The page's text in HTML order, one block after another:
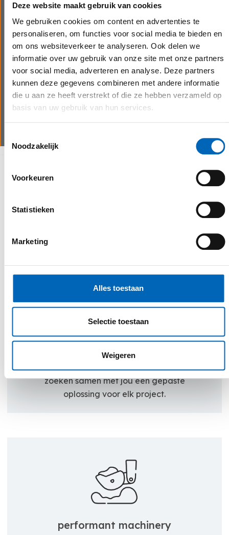
Deze website maakt gebruik van cookies
We gebruiken cookies om content en advertenties te
personaliseren, om functies voor social media te bieden en
om ons websiteverkeer te analyseren. Ook delen we
informatie over uw gebruik van onze site met onze partners
voor social media, adverteren en analyse. Deze partners
kunnen deze gegevens combineren met andere informatie
die u aan ze heeft verstrekt of die ze hebben verzameld op
basis van uw gebruik van hun services.
Noodzakelijk
Voorkeuren
Statistieken
Marketing
Alles toestaan
Selectie toestaan
Weigeren
Op maat gemaakte aanbouwdelen
Aangevuld met de gepaste aanbouwdelen kan je
jouw aangekochte machine multifunctioneel
uitrusten. Naast het aanbieden van heel wat
kwaliteitsmerken, produceren wij ook op maat
gemaakte aanbouwdelen in-house. De
mogelijkheden zijn eindeloos.
Waarom kiezen voor CEBEKO
personalised service
Een belangrijk uitgangspunt in de
klantgerichtheid. Door open
communicatie, deskundig advies en een
persoonlijke aanpak willen wij jou een
superieure klantenbeleving bieden. Wij
zoeken samen met jou een gepaste
oplossing voor elk project.
performant machinery